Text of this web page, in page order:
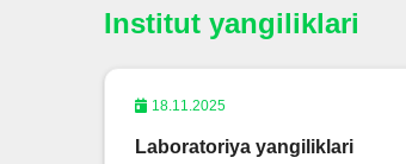
Institut yangiliklari
18.11.2025
Laboratoriya yangiliklari